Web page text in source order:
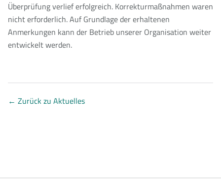
Überprüfung verlief erfolgreich. Korrekturmaßnahmen waren
nicht erforderlich. Auf Grundlage der erhaltenen
Anmerkungen kann der Betrieb unserer Organisation weiter
entwickelt werden.
← Zurück zu Aktuelles